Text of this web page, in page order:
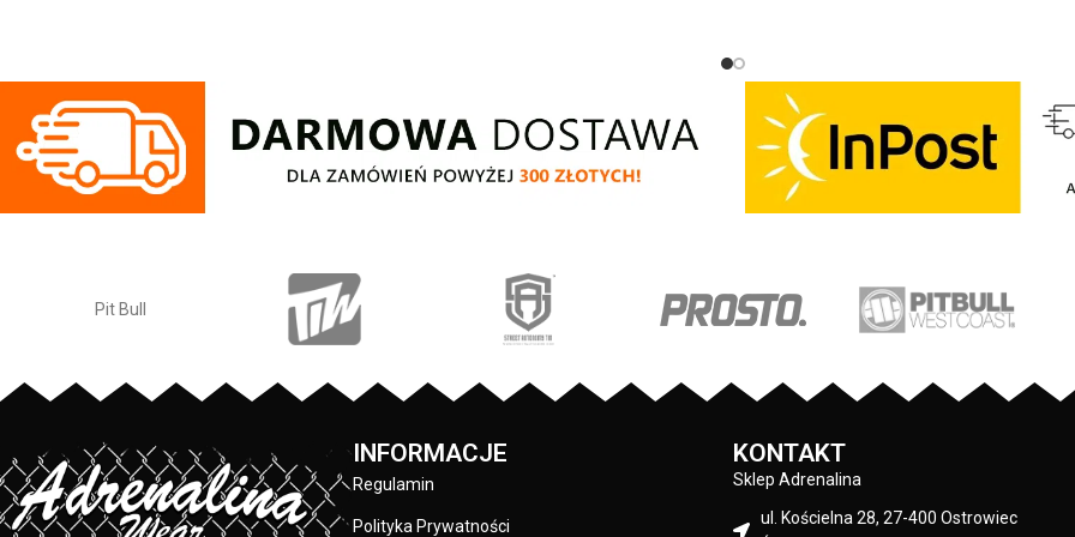
Regular Fit- regularny krój, nie krępuje
ruchów dzięki odpowiednio dobranym
materiałom.
Elastan- rozciągliwa dzianina, zapewnia
- nogawki w spodniach zostały
zakończone dopasowanym ściągaczem.
- wyprodukowano w
fason - wykonana z wysokogatunkowej
grubej bawełny 400 gr/m2 - tkanina od
wewnętrznej strony jest szczotkowana i
sznurka z metalowym wykończeniem -
ściągacze rękawów posiadają otwory na
kciuki - lamówka przy karku chroniąca
silikonowa naszywka z logo marki - duża
wysokiej jakości nieścieralne nadruki
wykonane specjalistyczną technologią
/ 20% polyester
INFORMACJE
Regulamin
Polityka Prywatności
KONTAKT
Sklep Adrenalina
ul. Kościelna 28, 27-400 Ostrowiec